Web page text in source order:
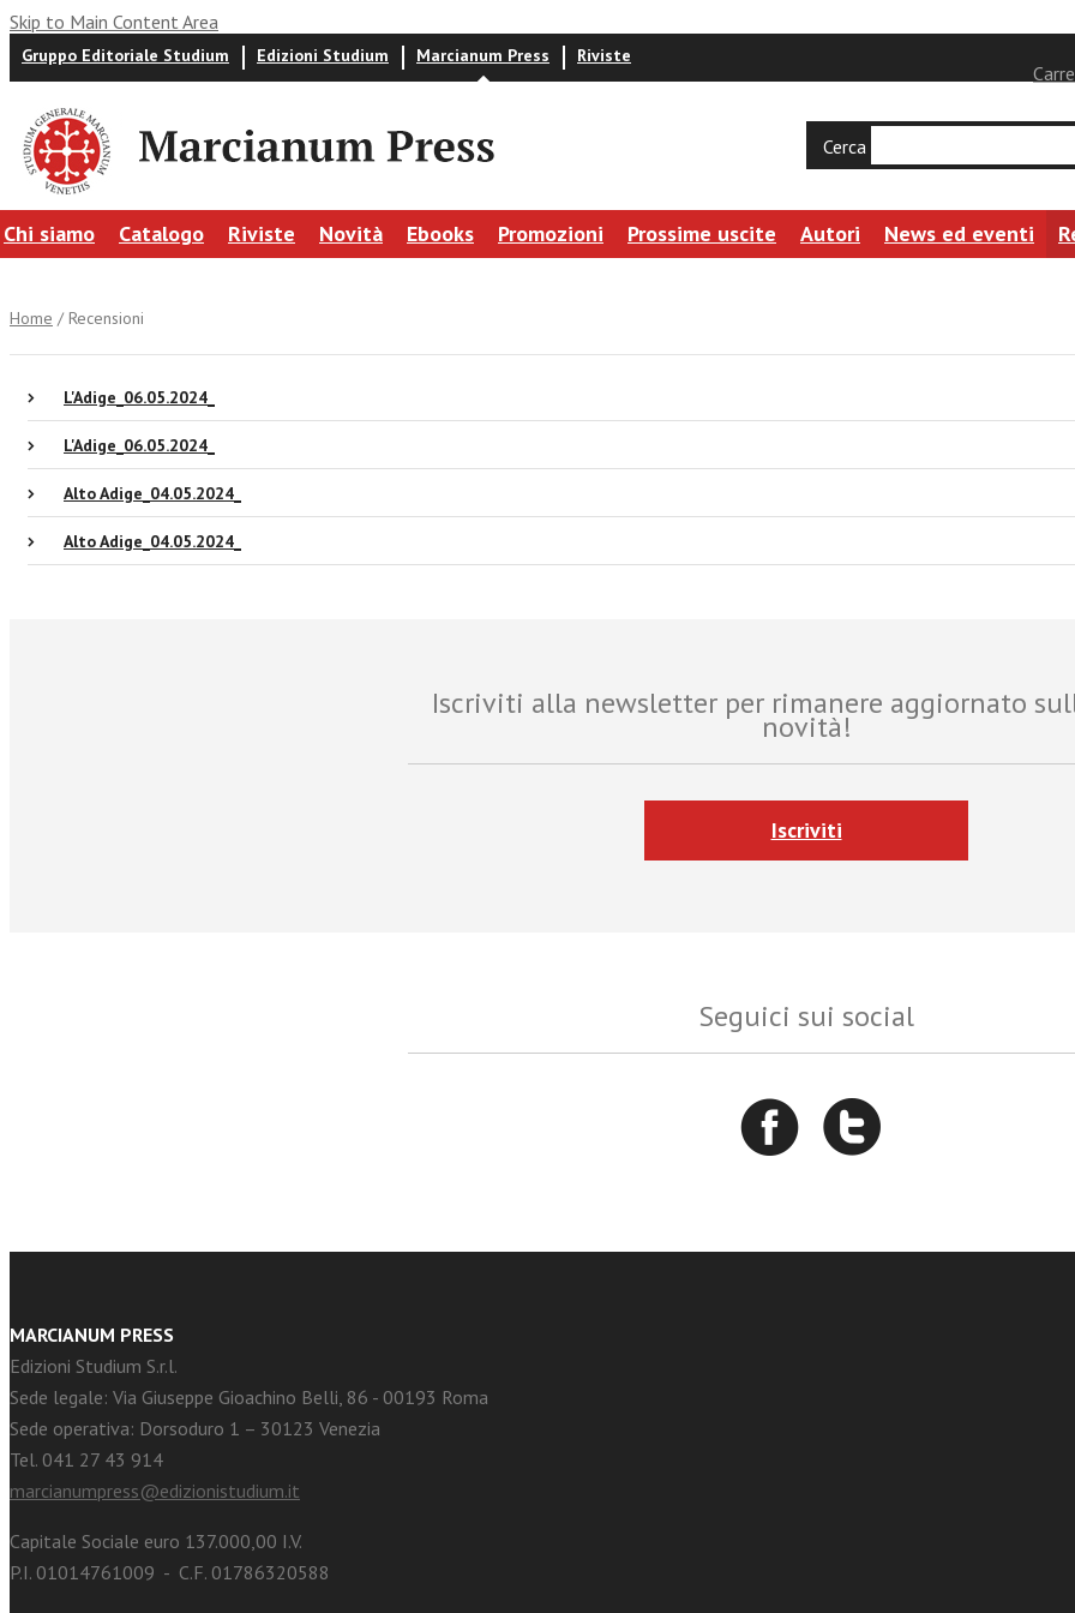
Skip to Main Content Area
Gruppo Editoriale Studium Edizioni Studium Marcianum Press Riviste
Cerca
Chi siamo Catalogo Riviste Novità Ebooks Promozioni Prossime uscite Autori News ed eventi
Home / Recensioni
L'Adige_06.05.2024_
L'Adige_06.05.2024_
Alto Adige_04.05.2024_
Alto Adige_04.05.2024_
Iscriviti alla newsletter per rimanere aggiornato
novità!
Iscriviti
Seguici sui social
MARCIANUM PRESS
Edizioni Studium S.r.l.
Sede legale: Via Giuseppe Gioachino Belli, 86 - 00193 Roma
Sede operativa: Dorsoduro 1 – 30123 Venezia
Tel. 041 27 43 914
marcianumpress@edizionistudium.it
Capitale Sociale euro 137.000,00 I.V.
P.I. 01014761009 - C.F. 01786320588